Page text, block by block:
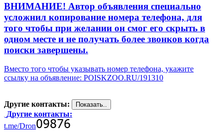
ВНИМАНИЕ! Автор объявления специально
усложнил копирование номера телефона, для
того чтобы при желании он смог его скрыть в
одном месте и не получать более звонков когда
поиски завершены.
Вместо того чтобы указывать номер телефона, укажите
ссылку на объявление: POISKZOO.RU/191310
Другие контакты:
Другие контакты:
t.me/Dron